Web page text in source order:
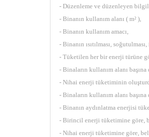
- Düzenleme ve düzenleyen
- Binanın kullanım alanı ( m² ),
- Binanın kullanım amacı,
- Binanın ısıtılması,
- Tüketilen her bir enerji türüne
- Binaların kullanım alanı
- Nihai enerji tüketiminin
- Binaların kullanım alanı başına
- Binanın aydınlatma enerjisi
- Birincil enerji tüketimine göre,
- Nihai enerji tüketimine göre,